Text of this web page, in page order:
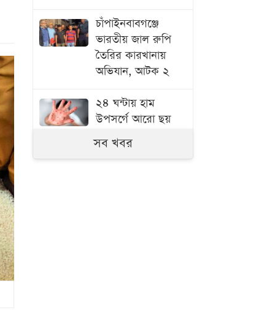
চাঁপাইনবাবগঞ্জে
ভারতীয় জাল রুপি
তৈরির কারখানায়
অভিযান, আটক ২
২৪ ঘন্টায় হাম
উপসর্গে আরো ছয়
শিশুর মৃত্যু
সব খবর